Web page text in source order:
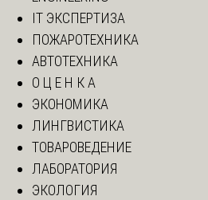
IT ЭКСПЕРТИЗА
ПОЖАРОТЕХНИКА
АВТОТЕХНИКА
О Ц Е Н К А
ЭКОНОМИКА
ЛИНГВИСТИКА
ТОВАРОВЕДЕНИЕ
ЛАБОРАТОРИЯ
ЭКОЛОГИЯ